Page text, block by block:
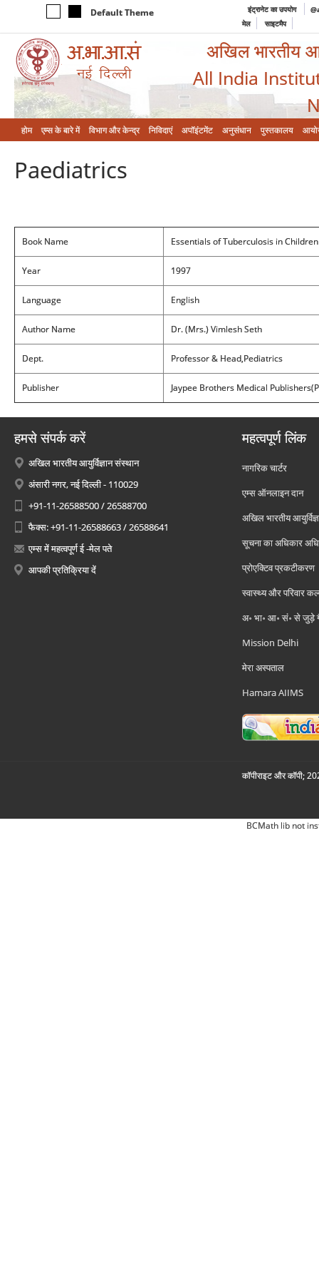
Default Theme इंट्रानेट का उपयोग
मेल
साइटमैप
अखिल भारतीय
All India
होम एम्‍स के बारे में विभाग और केन्‍द्र निविदाएं अपॉइंटमेंट अनुसंधान पुस्तकालय
Paediatrics
Book Name Essentials of Tuberculosis in Children
Year 1997
Language English
Author Name Dr. (Mrs.) Vimlesh Seth
Dept. Professor & Head,Pediatrics
Publisher Jaypee Brothers Medical
हमसे संपर्क करें
अखिल भारतीय आयुर्विज्ञान संस्थान
अंसारी नगर, नई दिल्ली - 110029
+91-11-26588500 / 26588700
फैक्स: +91-11-26588663 / 26588641
एम्स में महत्वपूर्ण ई -मेल पते
आपकी प्रतिक्रिया दें
महत्वपूर्ण लिंक
नागरिक चार्टर
एम्स ऑनलाइन दान
अखिल भारतीय
सूचना का अधिकार
प्रोएक्टिव प्रकटीकरण
स्वास्थ्य और परिवार
अ॰ भा॰ आ॰ सं॰ से जुड़े
Mission Delhi
मेरा अस्पताल
Hamara AIIMS
कॉपीराइट और कॉपी;
BCMath lib not